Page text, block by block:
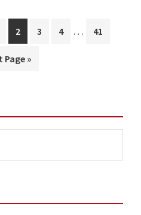
Page
2 Page
3 Page
4
Interim
… Page
41
Page »